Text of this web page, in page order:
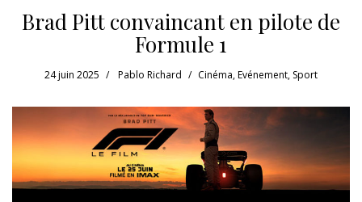
Brad Pitt convaincant en pilote de
Formule 1
24 juin 2025 Pablo Richard Cinéma,Evénement, Sport